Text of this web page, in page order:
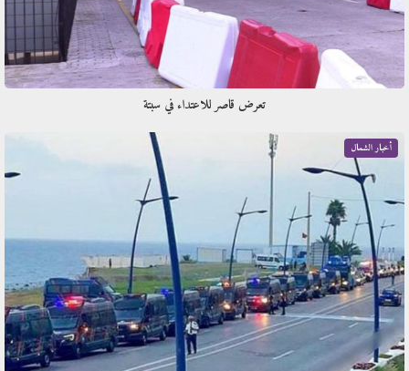
تعرض قاصر للاعتداء في سبتة
أخبار الشمال